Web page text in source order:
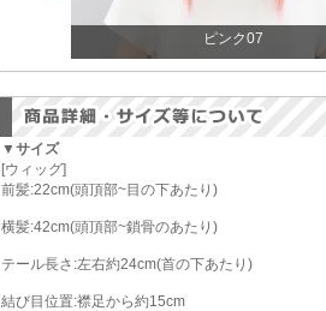
ピンク07
▼サイズ
[ウィッグ]
前髪:22cm(頭頂部~目の下あたり)
横髪:42cm(頭頂部~鎖骨のあたり)
テール長さ:左右約24cm(首の下あたり)
結び目位置:襟足から約15cm